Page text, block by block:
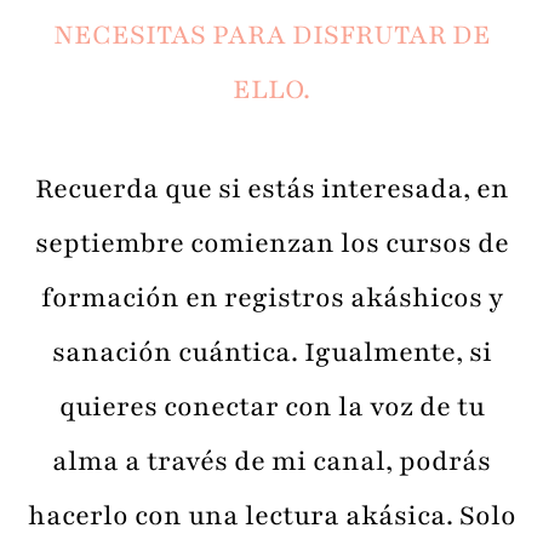
NECESITAS PARA DISFRUTAR DE
ELLO.
Recuerda que si estás interesada, en
septiembre comienzan los cursos de
formación en registros akáshicos y
sanación cuántica. Igualmente, si
quieres conectar con la voz de tu
alma a través de mi canal, podrás
hacerlo con una lectura akásica. Solo